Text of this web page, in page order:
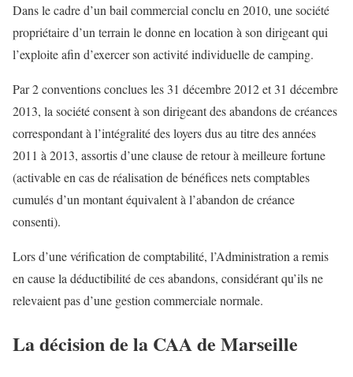
Dans le cadre d’un bail commercial conclu en 2010, une société
propriétaire d’un terrain le donne en location à son dirigeant qui
l’exploite afin d’exercer son activité individuelle de camping.
Par 2 conventions conclues les 31 décembre 2012 et 31 décembre
2013, la société consent à son dirigeant des abandons de créances
correspondant à l’intégralité des loyers dus au titre des années
2011 à 2013, assortis d’une clause de retour à meilleure fortune
(activable en cas de réalisation de bénéfices nets comptables
cumulés d’un montant équivalent à l’abandon de créance
consenti).
Lors d’une vérification de comptabilité, l’Administration a remis
en cause la déductibilité de ces abandons, considérant qu’ils ne
relevaient pas d’une gestion commerciale normale.
La décision de la CAA de Marseille